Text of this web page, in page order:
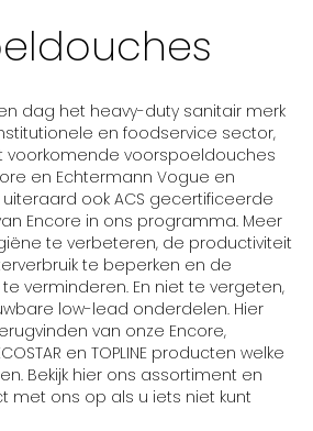
dag het heavy-duty sanitair merk
en foodservice sector,
voorkomende voorspoeldouches
en Echtermann Vogue en
uiteraard ook ACS gecertificeerde
Encore in ons programma. Meer
te verbeteren, de productiviteit
te beperken en de
verminderen. En niet te vergeten,
low-lead onderdelen. Hier
van onze Encore,
en TOPLINE producten welke
Bekijk hier ons assortiment en
met ons op als u iets niet kunt